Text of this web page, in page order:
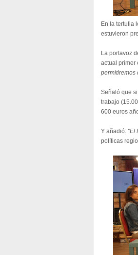
En la tertulia
estuvieron
La portavoz
actual primer
permitiremos
Señaló que
trabajo
600 euros
Y añadió: "El
políticas